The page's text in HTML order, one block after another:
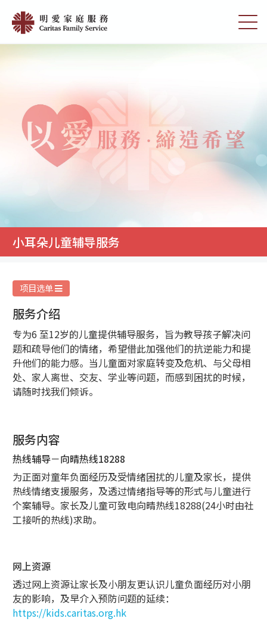
main
content
切
明
家
服
務
小耳朵儿童辅导服务
项目选单
服务介绍
专为6 至12岁的儿童提供辅导服务，旨为教导孩子解决问
题和疏导他们的情绪，希望借此加强他们的抗逆能力和提
升他们的能力感。当儿童面对家庭转变及危机、与父母相
处、家人离世、交友、学业等问题，而感到困扰的时候，
请随时找我们倾诉。
服务内容
热线辅导－向晴热线18288
为正面对童年负面经历及受情绪困扰的儿童及家长，提供
热线情绪支援服务，及透过情绪指导等的形式与儿童进行
个案辅导。家长及儿童可致电向晴热线18288(24小时由社
工接听的热线)求助。
网上资源
透过网上资源让家长及小朋友更认识儿童负面经历对小朋
友的影响，及早介入预防问题的延续：
https://kids.caritas.org.hk